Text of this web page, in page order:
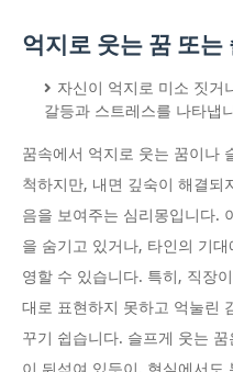
억지로 웃는 꿈 또는
자신이 억지로 미소 짓거
갈등과 스트레스를 나타냅
꿈속에서 억지로 웃는 꿈이나
척하지만, 내면 깊숙이 해결되
음을 보여주는 심리몽입니다.
을 숨기고 있거나, 타인의 기
영할 수 있습니다. 특히, 직장
대로 표현하지 못하고 억눌린
꾸기 쉽습니다. 슬프게 웃는